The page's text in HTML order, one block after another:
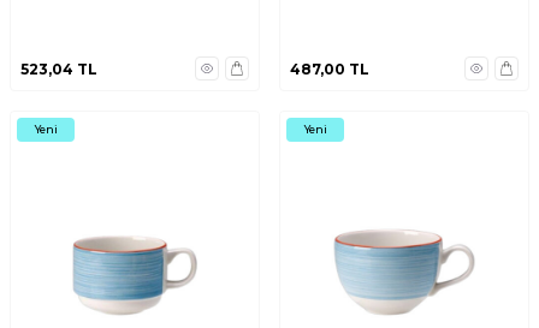
523,04 TL 487,00 TL
Yeni Yeni